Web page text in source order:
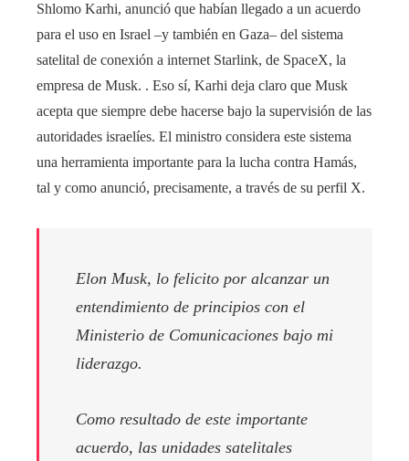
Shlomo Karhi, anunció que habían llegado a un acuerdo
para el uso en Israel –y también en Gaza– del sistema
satelital de conexión a internet Starlink, de SpaceX, la
empresa de Musk. . Eso sí, Karhi deja claro que Musk
acepta que siempre debe hacerse bajo la supervisión de las
autoridades israelíes. El ministro considera este sistema
una herramienta importante para la lucha contra Hamás,
tal y como anunció, precisamente, a través de su perfil X.
Elon Musk, lo felicito por alcanzar un
entendimiento de principios con el
Ministerio de Comunicaciones bajo mi
liderazgo.
Como resultado de este importante
acuerdo, las unidades satelitales